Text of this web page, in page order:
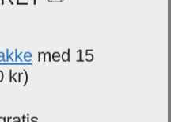
med 15
kr)